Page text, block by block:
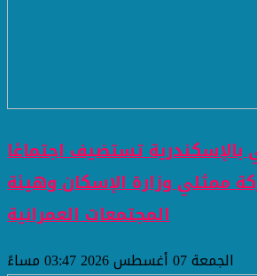
تستضيف اجتماعًا
ممثلي وزارة الإسكان وهيئة
المجتمعات العمرانية
الجمعة 07 أغسطس 2026 03:47 مساءً